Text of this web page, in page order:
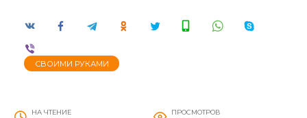
СВОИМИ РУКАМИ
НА ЧТЕНИЕ ПРОСМОТРОВ